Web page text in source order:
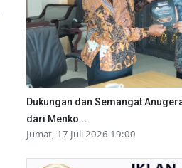
Dukungan dan Semangat
dari Menko...
Jumat, 17 Juli 2026 19:00